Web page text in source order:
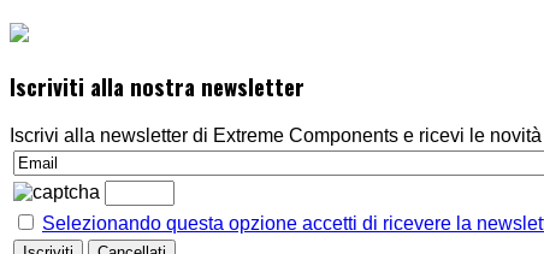
Iscriviti alla nostra newsletter
Iscrivi alla newsletter di Extreme Components e ricevi le
Selezionando questa opzione accetti di ricevere la